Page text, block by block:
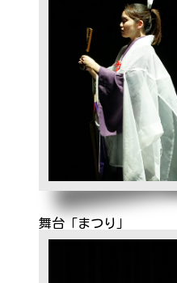
舞台「まつり」